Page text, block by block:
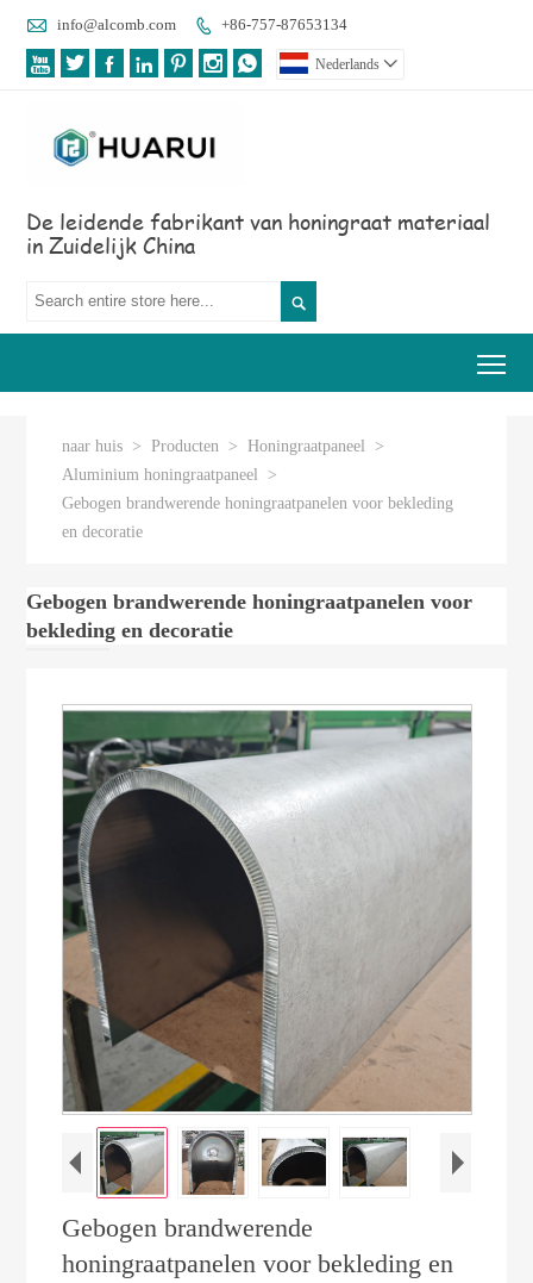
 info@alcomb.com  +86-757-87653134
       Nederlands 
De leidende fabrikant van honingraat materiaal
in Zuidelijk China

naar huis > Producten > Honingraatpaneel
>
Aluminium honingraatpaneel
>
Gebogen brandwerende honingraatpanelen voor bekleding
en decoratie
Gebogen brandwerende honingraatpanelen voor
bekleding en decoratie
Gebogen brandwerende
honingraatpanelen voor bekleding en